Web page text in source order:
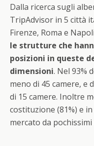
Dalla ricerca sugli
TripAdvisor in 5 città
Firenze, Roma e
le strutture che
posizioni in queste
dimensioni. Nel 93%
meno di 45 camere, e
di 15 camere. Inoltre
costituzione (81%) e
mercato da pochissimi